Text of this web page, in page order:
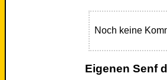
Noch keine
Eigenen Senf